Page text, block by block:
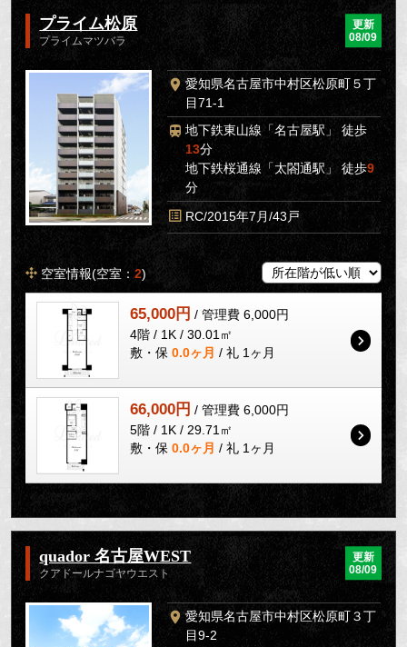
プライム松原
プライムマツバラ
更新
08/09
愛知県名古屋市中村区松原町５丁
目71-1
地下鉄東山線「名古屋駅」 徒歩
13分
地下鉄桜通線「太閤通駅」 徒歩9
分
RC/2015年7月/43戸
空室情報(空室：2)
65,000円 / 管理費 6,000円
4階 / 1K / 30.01㎡
敷・保 0.0ヶ月 / 礼 1ヶ月
66,000円 / 管理費 6,000円
5階 / 1K / 29.71㎡
敷・保 0.0ヶ月 / 礼 1ヶ月
quador 名古屋WEST
クアドールナゴヤウエスト
更新
08/09
愛知県名古屋市中村区松原町３丁
目9-2